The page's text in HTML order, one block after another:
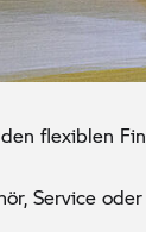
flexiblen
Service